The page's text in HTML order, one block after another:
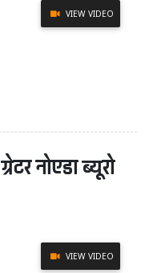
VIEW VIDEO
नोएडा ब्यूरो
VIEW VIDEO